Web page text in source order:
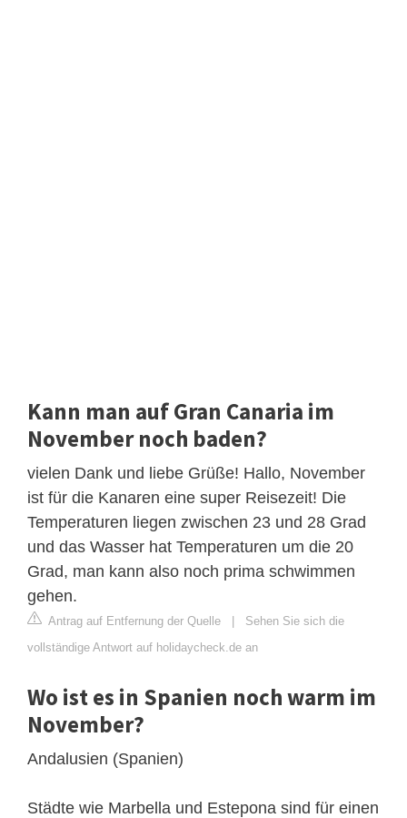
Kann man auf Gran Canaria im
November noch baden?
vielen Dank und liebe Grüße! Hallo, November
ist für die Kanaren eine super Reisezeit! Die
Temperaturen liegen zwischen 23 und 28 Grad
und das Wasser hat Temperaturen um die 20
Grad, man kann also noch prima schwimmen
gehen.
Antrag auf Entfernung der Quelle | Sehen Sie sich die
vollständige Antwort auf holidaycheck.de an
Wo ist es in Spanien noch warm im
November?
Andalusien (Spanien)
Städte wie Marbella und Estepona sind für einen